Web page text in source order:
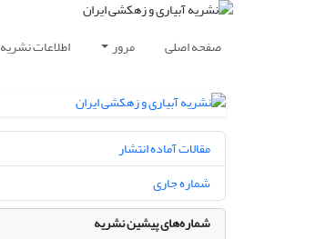
صفحه اصلی مرور اطلاعات نشریه
مقالات آماده انتشار
شماره جاری
شماره‌های پیشین نشریه